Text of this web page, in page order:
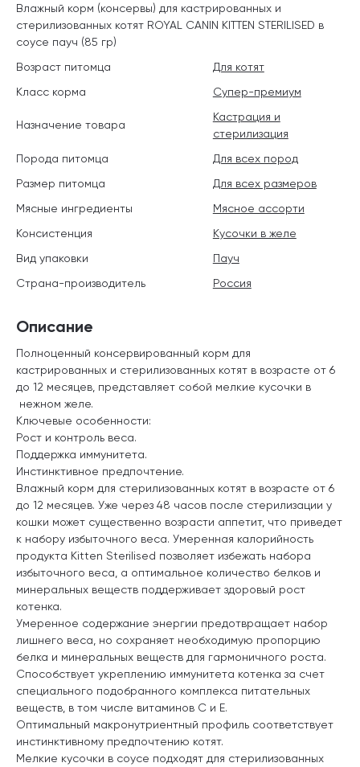
Описание
Полноценный консервированный корм для
кастрированных и стерилизованных котят в возрасте от 6
до 12 месяцев, представляет собой мелкие кусочки в
нежном желе.
Ключевые особенности:
Рост и контроль веса.
Поддержка иммунитета.
Инстинктивное предпочтение.
Влажный корм для стерилизованных котят в возрасте от 6
до 12 месяцев. Уже через 48 часов после стерилизации у
кошки может существенно возрасти аппетит, что приведет
к набору избыточного веса. Умеренная калорийность
продукта Kitten Sterilised позволяет избежать набора
избыточного веса, а оптимальное количество белков и
минеральных веществ поддерживает здоровый рост
котенка.
Умеренное содержание энергии предотвращает набор
лишнего веса, но сохраняет необходимую пропорцию
белка и минеральных веществ для гармоничного роста.
Способствует укреплению иммунитета котенка за счет
специального подобранного комплекса питательных
веществ, в том числе витаминов С и Е.
Оптимальный макронутриентный профиль соответствует
инстинктивному предпочтению котят.
Мелкие кусочки в соусе подходят для стерилизованных
Влажный корм (консервы) для кастрированных и
стерилизованных котят ROYAL CANIN KITTEN STERILISED в
соусе пауч (85 гр)
Возраст питомца
Для котят
Класс корма
Супер-премиум
Назначение товара
Кастрация и
стерилизация
Порода питомца
Для всех пород
Размер питомца
Для всех размеров
Мясные ингредиенты
Мясное ассорти
Консистенция
Кусочки в желе
Вид упаковки
Пауч
Страна-производитель
Россия